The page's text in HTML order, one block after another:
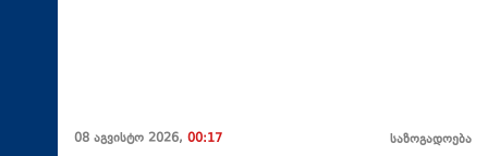
08 აგვისტო 2026, 00:17 საზოგადოება